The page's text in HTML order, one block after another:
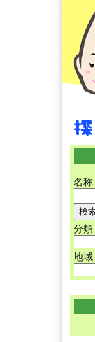
名称
分類
地域